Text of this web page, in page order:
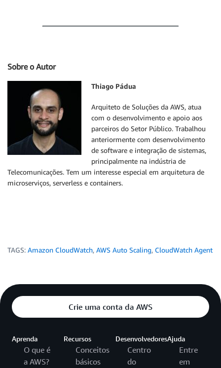
Sobre o Autor
Thiago Pádua
Arquiteto de Soluções da AWS, atua
com o desenvolvimento e apoio aos
parceiros do Setor Público. Trabalhou
anteriormente com desenvolvimento
de software e integração de sistemas,
principalmente na indústria de
Telecomunicações. Tem um interesse especial em arquitetura de
microserviços, serverless e containers.
TAGS: Amazon CloudWatch, AWS Auto Scaling, CloudWatch Agent
Crie uma conta da AWS
Aprenda
O que é
a AWS?
Recursos
Conceitos
básicos
Desenvolvedores
Centro
do
Ajuda
Entre
em